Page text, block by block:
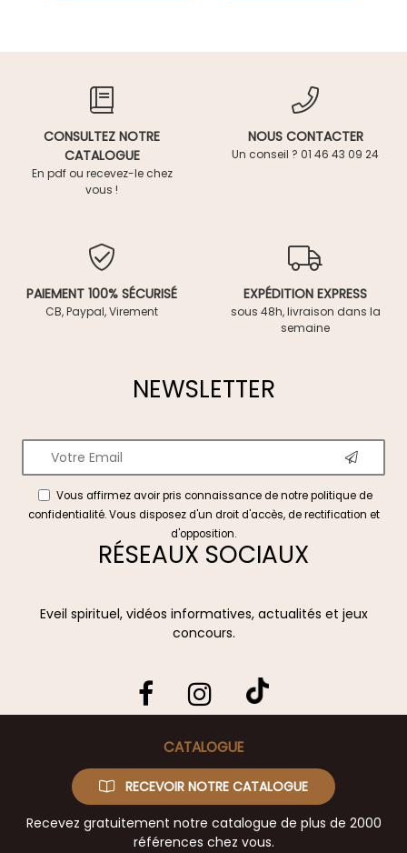
CONSULTEZ NOTRE
CATALOGUE
En pdf ou recevez-le chez
vous !
NOUS CONTACTER
Un conseil ? 01 46 43 09 24
PAIEMENT 100% SÉCURISÉ
CB, Paypal, Virement
EXPÉDITION EXPRESS
sous 48h, livraison dans la
semaine
NEWSLETTER
Vous affirmez avoir pris connaissance de notrepolitique de
confidentialité. Vous disposez d'un droit d'accès, de rectification et
d'opposition.
RÉSEAUX SOCIAUX
Eveil spirituel, vidéos informatives, actualités et jeux
concours.
CATALOGUE
RECEVOIR NOTRE CATALOGUE
Recevez gratuitement notre catalogue de plus de 2000
références chez vous.